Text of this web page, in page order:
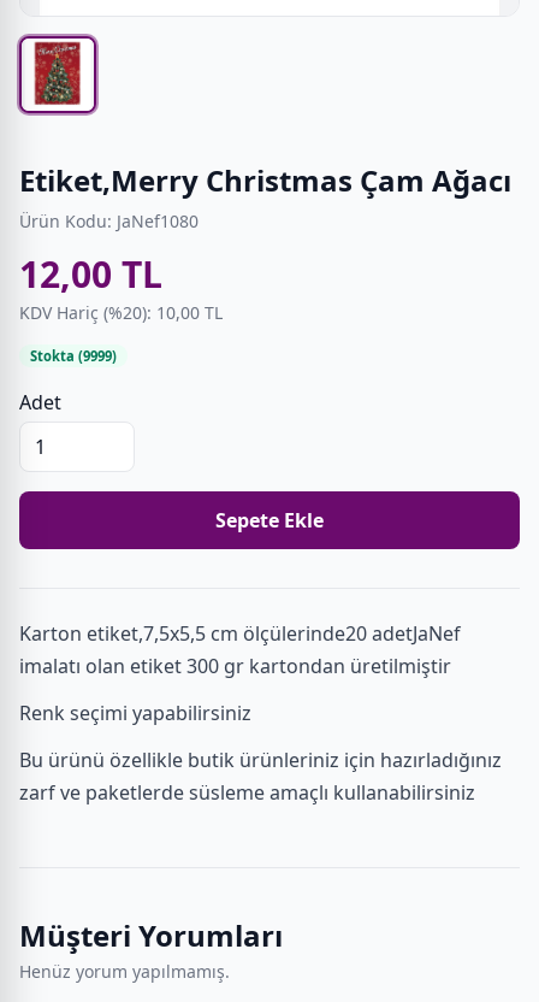
Etiket,Merry Christmas Çam Ağacı
Ürün Kodu: JaNef1080
12,00 TL
KDV Hariç (%20): 10,00 TL
Stokta (9999)
Adet
Sepete Ekle
Karton etiket,7,5x5,5 cm ölçülerinde20 adetJaNef
imalatı olan etiket 300 gr kartondan üretilmiştir
Renk seçimi yapabilirsiniz
Bu ürünü özellikle butik ürünleriniz için hazırladığınız
zarf ve paketlerde süsleme amaçlı kullanabilirsiniz
Müşteri Yorumları
Henüz yorum yapılmamış.